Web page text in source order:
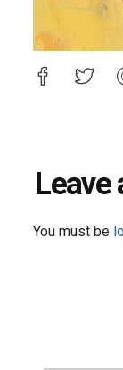
You must be